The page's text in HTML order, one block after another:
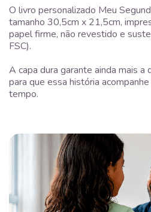
O livro personalizado Meu
tamanho 30,5cm x 21,5cm,
papel firme, não revestido e
FSC).
A capa dura garante ainda mais a
para que essa história
tempo.